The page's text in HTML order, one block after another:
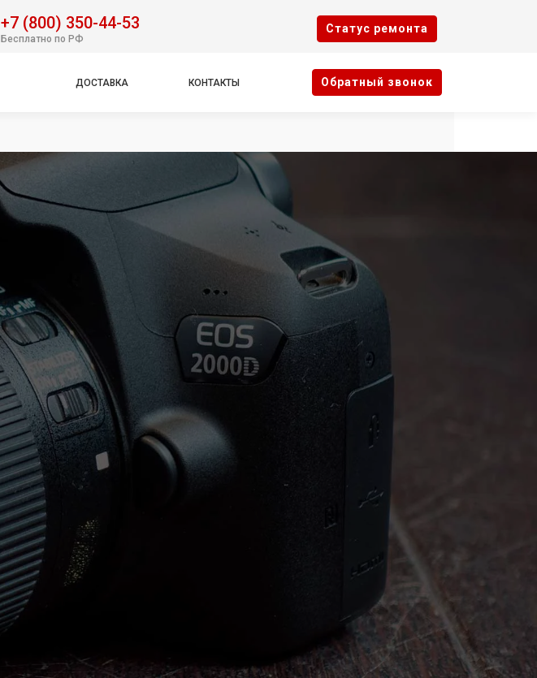
+7 (800) 350-44-53
Бесплатно по РФ
Cтатус ремонта
ДОСТАВКА КОНТАКТЫ Oбратный звонок